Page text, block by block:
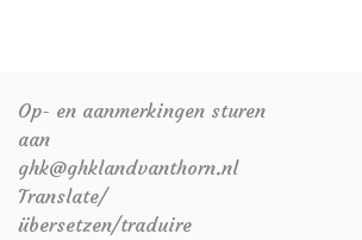
Op- en aanmerkingen sturen
aan
ghk@ghklandvanthorn.nl
Translate/
übersetzen/traduire